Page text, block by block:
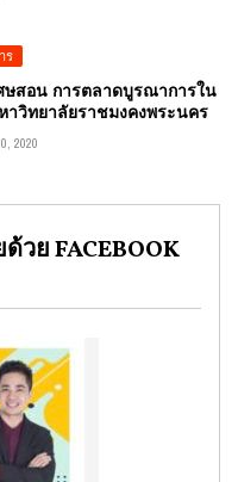
ร
ษสอน การตลาดบูรณาการใน
าวิทยาลัยราชมงคงพระนคร
ธุกิจ
2020
ย FACEBOOK